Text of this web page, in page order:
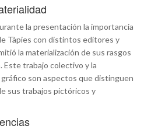
la presentación la importancia
Tàpies con distintos editores y
la materialización de sus rasgos
Este trabajo colectivo y la
son aspectos que distinguen
sus trabajos pictóricos y